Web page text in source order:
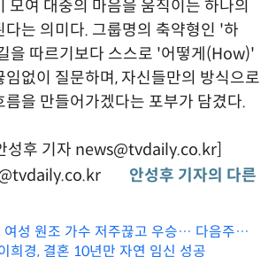
모여 대중의 마음을 움직이는 하나의
다는 의미다. 그룹명의 축약형인 '하
을 따르기보다 스스로 '어떻게(How)'
임없이 질문하며, 자신들만의 방식으로
름을 만들어가겠다는 포부가 담겼다.
성후 기자 news@tvdaily.co.kr]
안성후 기자의 다른
여성 원조 가수 저주끊고 우승… 다음주는
희경, 결혼 10년만 자연 임신 성공